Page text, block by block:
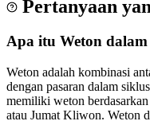
Pertanyaan
Apa itu Weton
Weton adalah kombinasi
dengan pasaran dalam
memiliki weton
atau Jumat Kliwon. Weton